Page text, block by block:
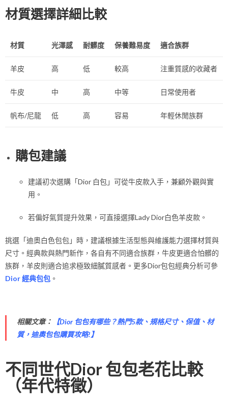
材質選擇詳細比較
材質 光澤感 耐髒度 保養難易度 適合族群
羊皮 高 低 較高 注重質感的收藏者
牛皮 中 高 中等 日常使用者
帆布/尼龍 低 高 容易 年輕休閒族群
購包建議
建議初次選購「Dior 白包」可從牛皮款入手，兼顧外觀與實
用。
若偏好氣質提升效果，可直接選擇Lady Dior白色羊皮款。
挑選「迪奧白色包包」時，建議根據生活型態與維護能力選擇材質與
尺寸。經典款與熱門新作，各自有不同適合族群，牛皮更適合怕髒的
族群，羊皮則適合追求極致細膩質感者。更多Dior包包經典分析可參
Dior 經典包包 。
相關文章： 【Dior 包包有哪些？熱門5款、規格尺寸、保值、材
質，迪奧包包購買攻略!】
不同世代Dior 包包老花比較
（年代特徵）